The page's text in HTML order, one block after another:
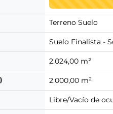
Terreno Suelo
Suelo Finalista -
2.024,00 m²
2.000,00 m²
Libre/Vacío de